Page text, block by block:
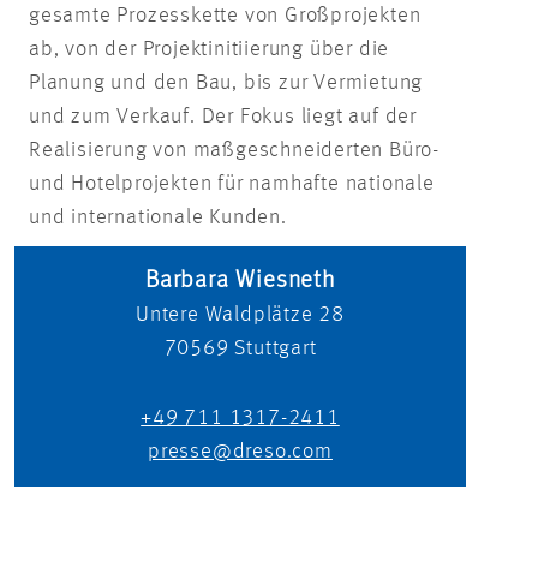
gesamte Prozesskette von Großprojekten
ab, von der Projektinitiierung über die
Planung und den Bau, bis zur Vermietung
und zum Verkauf. Der Fokus liegt auf der
Realisierung von maßgeschneiderten Büro-
und Hotelprojekten für namhafte nationale
und internationale Kunden.
Barbara Wiesneth
Untere Waldplätze 28
70569 Stuttgart
+49 711 1317-2411
presse@dreso.com